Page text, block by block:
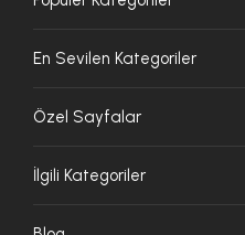
En Sevilen Kategoriler
Özel Sayfalar
İlgili Kategoriler